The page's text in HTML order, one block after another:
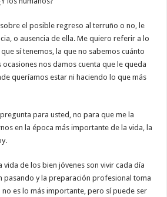
el posible regreso al terruño o no, le
o ausencia de ella. Me quiero referir a lo
sí tenemos, la que no sabemos cuánto
ocasiones nos damos cuenta que le queda
queríamos estar ni haciendo lo que más
para usted, no para que me la
en la época más importante de la vida, la
vida de los bien jóvenes son vivir cada día
pasando y la preparación profesional toma
es lo más importante, pero sí puede ser